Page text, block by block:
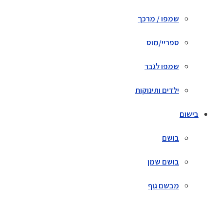
שמפו / מרכך
ספריי/מוס
שמפו לגבר
ילדים ותינוקות
בישום
בושם
בושם שמן
מבשם גוף